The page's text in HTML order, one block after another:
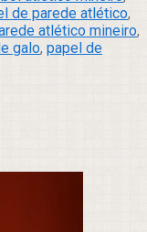
de parede atlético,
atlético mineiro,
galo, papel de